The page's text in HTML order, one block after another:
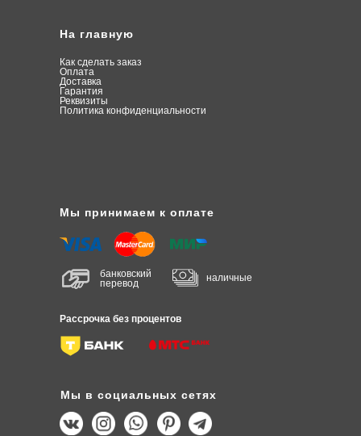
На главную
Как сделать заказ
Оплата
Доставка
Гарантия
Реквизиты
Политика конфиденциальности
Мы принимаем к оплате
Мы в социальных сетях
Рассрочка без процентов
банковский
перевод
наличные